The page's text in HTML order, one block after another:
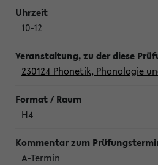
10-12
230124 Phonetik, Phonologie
H4
A-Termin